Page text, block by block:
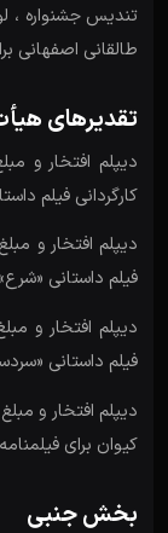
طالقانی اصفهانی
تقدیرهای
دیپلم افتخار و مبلغ 5۰ میلیون ریال
کارگردانی فیلم
فیلم داستانی
فیلم داستانی
کیوان برای
بخش جنبی